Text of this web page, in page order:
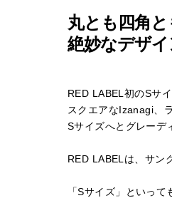
丸とも四角
絶妙なデザイ
RED LABEL初のSサイ
スクエアなIzanagi、
Sサイズへとグレーデ
RED LABELは、サン
「Sサイズ」といっ